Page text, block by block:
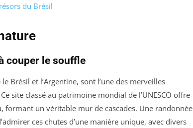
du Brésil
couper le souffle
Brésil et l’Argentine, sont l’une des merveilles
site classé au patrimoine mondial de l’UNESCO offre
formant un véritable mur de cascades. Une randonnée
ces chutes d’une manière unique, avec divers